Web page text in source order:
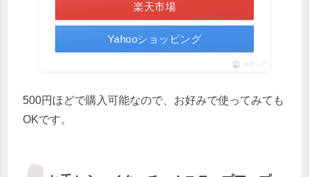
楽天市場
Yahooショッピング
ポチップ
500円ほどで購入可能なので、お好みで使ってみても
OKです。